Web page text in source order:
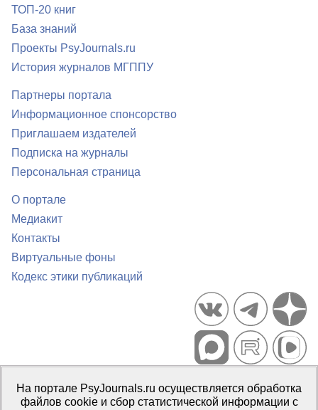
ТОП-20 книг
База знаний
Проекты PsyJournals.ru
История журналов МГППУ
Партнеры портала
Информационное спонсорство
Приглашаем издателей
Подписка на журналы
Персональная страница
О портале
Медиакит
Контакты
Виртуальные фоны
Кодекс этики публикаций
Портал психологических изданий PsyJournals.ru, 2007–2026
Правила использования материалов
На портале PsyJournals.ru осуществляется обработка
файлов cookie и сбор статистической информации с